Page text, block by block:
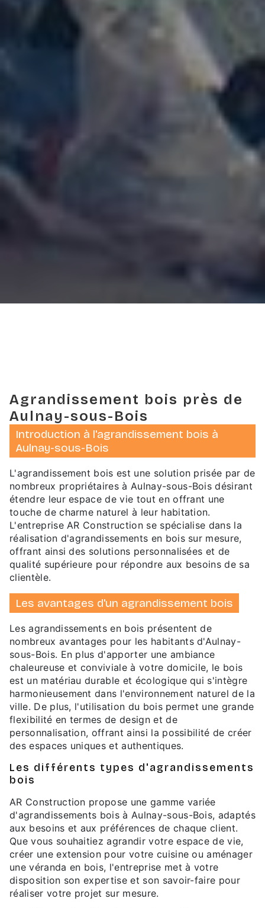
Agrandissement bois près de
Aulnay-sous-Bois
Introduction à l'agrandissement bois à
Aulnay-sous-Bois
L'agrandissement bois est une solution prisée par de
nombreux propriétaires à Aulnay-sous-Bois désirant
étendre leur espace de vie tout en offrant une
touche de charme naturel à leur habitation.
L'entreprise AR Construction se spécialise dans la
réalisation d'agrandissements en bois sur mesure,
offrant ainsi des solutions personnalisées et de
qualité supérieure pour répondre aux besoins de sa
clientèle.
Les avantages d'un agrandissement bois
Les agrandissements en bois présentent de
nombreux avantages pour les habitants d'Aulnay-
sous-Bois. En plus d'apporter une ambiance
chaleureuse et conviviale à votre domicile, le bois
est un matériau durable et écologique qui s'intègre
harmonieusement dans l'environnement naturel de la
ville. De plus, l'utilisation du bois permet une grande
flexibilité en termes de design et de
personnalisation, offrant ainsi la possibilité de créer
des espaces uniques et authentiques.
Les différents types d'agrandissements
bois
AR Construction propose une gamme variée
d'agrandissements bois à Aulnay-sous-Bois, adaptés
aux besoins et aux préférences de chaque client.
Que vous souhaitiez agrandir votre espace de vie,
créer une extension pour votre cuisine ou aménager
une véranda en bois, l'entreprise met à votre
disposition son expertise et son savoir-faire pour
réaliser votre projet sur mesure.